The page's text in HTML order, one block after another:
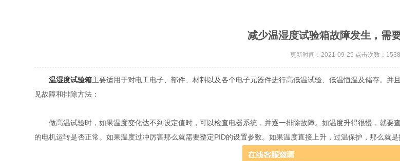
减少温湿度试验箱故障发生，需
更新时间：2021-09-25 点击次数：1538
温湿度试验箱主要适用于对电工电子、部件、材料以及各个电子元器件进行高低温试验、低温恒温及储存。
见故障和排除方法：
做高温试验时，如果温度变化达不到设定值时，可以检查电器系统，并逐一排除故障。如温度升得很慢，就要
的电机运转是否正常。如果温度过冲厉害那么就需要整定PID的设置参数。如果温度直接上升，过温保护，那么就是